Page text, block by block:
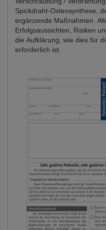
Spickdraht-Osteosynthese,
ergänzende Maßnahmen.
Erfolgsaussichten, Risiken
die Aufklärung, wie dies für
erforderlich ist.